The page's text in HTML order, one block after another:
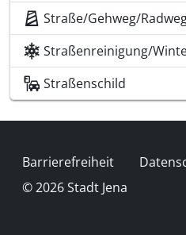
Straße/Gehweg/
Straßenreinigung/
Straßenschild
Fußzeile
Barrierefreiheit
© 2026 Stadt Jena